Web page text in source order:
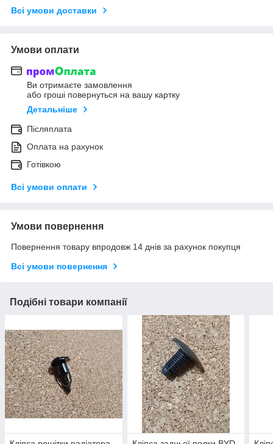
Всі умови доставки
Умови оплати
Ви отримаєте замовлення
або гроші повернуться на вашу картку
Детальніше
Післяплата
Оплата на рахунок
Готівкою
Всі умови оплати
Умови повернення
Повернення товару впродовж 14 днів за рахунок покупця
Всі умови повернення
Подібні товари компанії